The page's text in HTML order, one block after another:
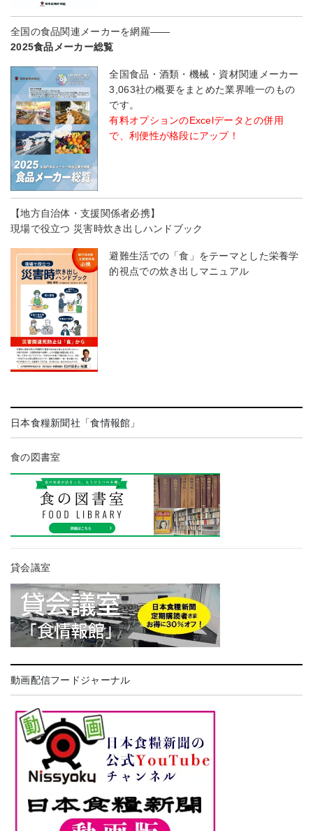
全国の食品関連メーカーを網羅――
2025食品メーカー総覧
全国食品・酒類・機械・資材関連メーカー
3,063社の概要をまとめた業界唯一のもの
です。
有料オプションのExcelデータとの併用
で、利便性が格段にアップ！
【地方自治体・支援関係者必携】
現場で役立つ 災害時炊き出しハンドブック
避難生活での「食」をテーマとした栄養学
的視点での炊き出しマニュアル
日本食糧新聞社「食情報館」
食の図書室
貸会議室
動画配信フードジャーナル